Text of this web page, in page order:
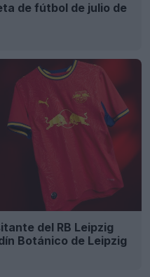
de fútbol de julio de
del RB Leipzig
Botánico de Leipzig